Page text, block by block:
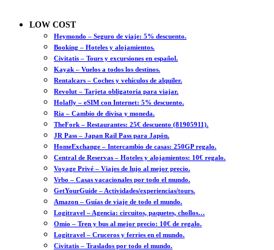
LOW COST
Heymondo – Seguro de viaje: 5% descuento.
Booking – Hoteles y alojamientos.
Civitatis – Tours y excursiones en español.
Kayak – Vuelos a todos los destinos.
Rentalcars – Coches y vehículos de alquiler.
Revolut – Tarjeta obligatoria para viajar.
Holafly – eSIM con Internet: 5% descuento.
Ria – Cambio de divisa y moneda.
TheFork – Restaurantes: 25€ descuento (81905911).
JR Pass – Japan Rail Pass para Japón.
HomeExchange – Intercambio de casas: 250GP regalo.
Central de Reservas – Hoteles y alojamientos: 10€ regalo.
Voyage Privé – Viajes de lujo al mejor precio.
Vrbo – Casas vacacionales por todo el mundo.
GetYourGuide – Actividades/experiencias/tours.
Amazon – Guías de viaje de todo el mundo.
Logitravel – Agencia: circuitos, paquetes, chollos…
Omio – Tren y bus al mejor precio: 10€ de regalo.
Logitravel – Cruceros y ferries en el mundo.
Civitatis – Traslados por todo el mundo.